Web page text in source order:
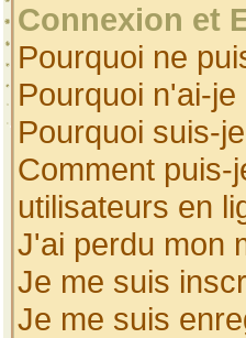
Connexion et
Pourquoi ne
Pourquoi n'ai-
Pourquoi suis-
Comment puis-
utilisateurs en
J'ai perdu mon
Je me suis
Je me suis